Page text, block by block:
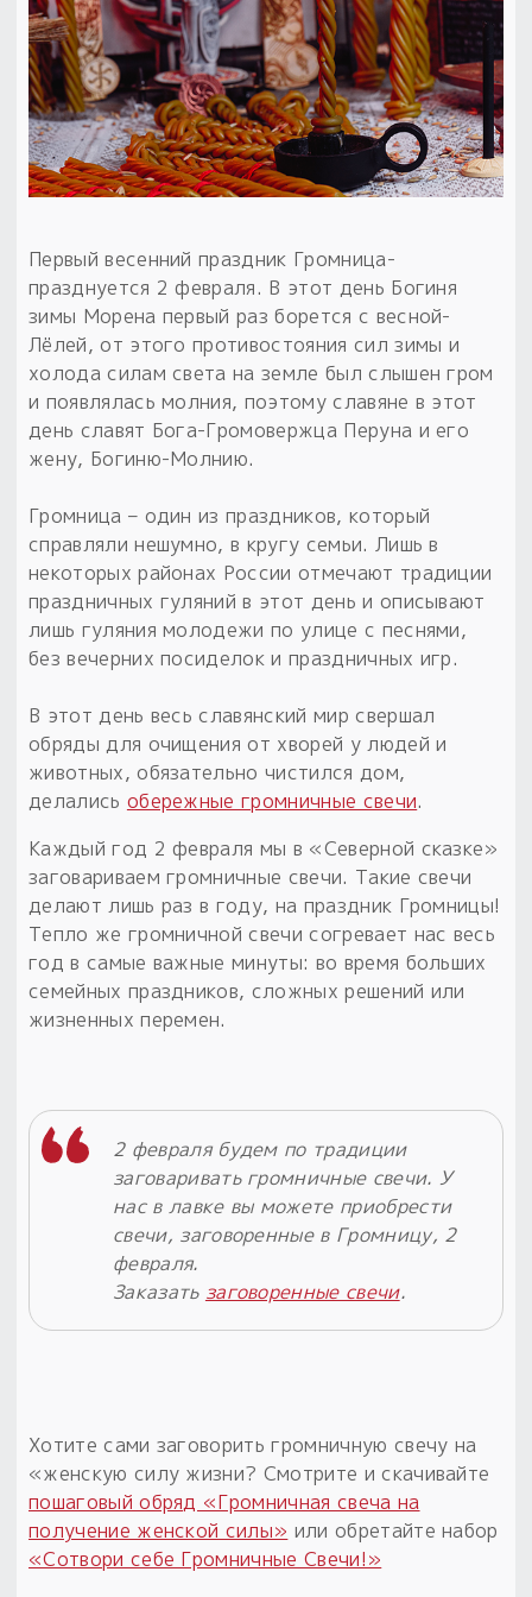
Обрядовые предметы
Расходные материалы
Готовые заговоры и обряды
Сундучок
Об авторе и издательстве
Наборы для книг
Электронные книги
Гадание он-лайн
Приложение для гадания
30 вариантов раскладов по системе Рез Рода:
Предметы
Магические наборы
Для алтаря
Расходные материалы
Новые книги
«Резы Рода. Нежиты» и «Резы
Рода.Духи-Хозяева» с колодами
толковники со значениями, раскладами,
толкованиями колод
Узнать
Пыльный сундучок
большое обновление
Товары со скидкой
Товары недели
Безоплатная доставка
Оберег в подарок
к заказу от 3 тыс. руб.
Первый весенний праздник Громница-
празднуется 2 февраля. В этот день Богиня
зимы Морена первый раз борется с весной-
Лёлей, от этого противостояния сил зимы и
холода силам света на земле был слышен гром
и появлялась молния, поэтому славяне в этот
день славят Бога-Громовержца Перуна и его
жену, Богиню-Молнию.
Громница – один из праздников, который
справляли нешумно, в кругу семьи. Лишь в
некоторых районах России отмечают традиции
праздничных гуляний в этот день и описывают
лишь гуляния молодежи по улице с песнями,
без вечерних посиделок и праздничных игр.
В этот день весь славянский мир свершал
обряды для очищения от хворей у людей и
животных, обязательно чистился дом,
делались обережные громничные свечи.
Каждый год 2 февраля мы в «Северной сказке»
заговариваем громничные свечи. Такие свечи
делают лишь раз в году, на праздник Громницы!
Тепло же громничной свечи согревает нас весь
год в самые важные минуты: во время больших
семейных праздников, сложных решений или
жизненных перемен.
2 февраля будем по традиции
заговаривать громничные свечи. У
нас в лавке вы можете приобрести
свечи, заговоренные в Громницу, 2
февраля.
Заказать заговоренные свечи.
Хотите сами заговорить громничную свечу на
«женскую силу жизни? Смотрите и скачивайте
пошаговый обряд «Громничная свеча на
получение женской силы» или обретайте набор
«Сотвори себе Громничные Свечи!»